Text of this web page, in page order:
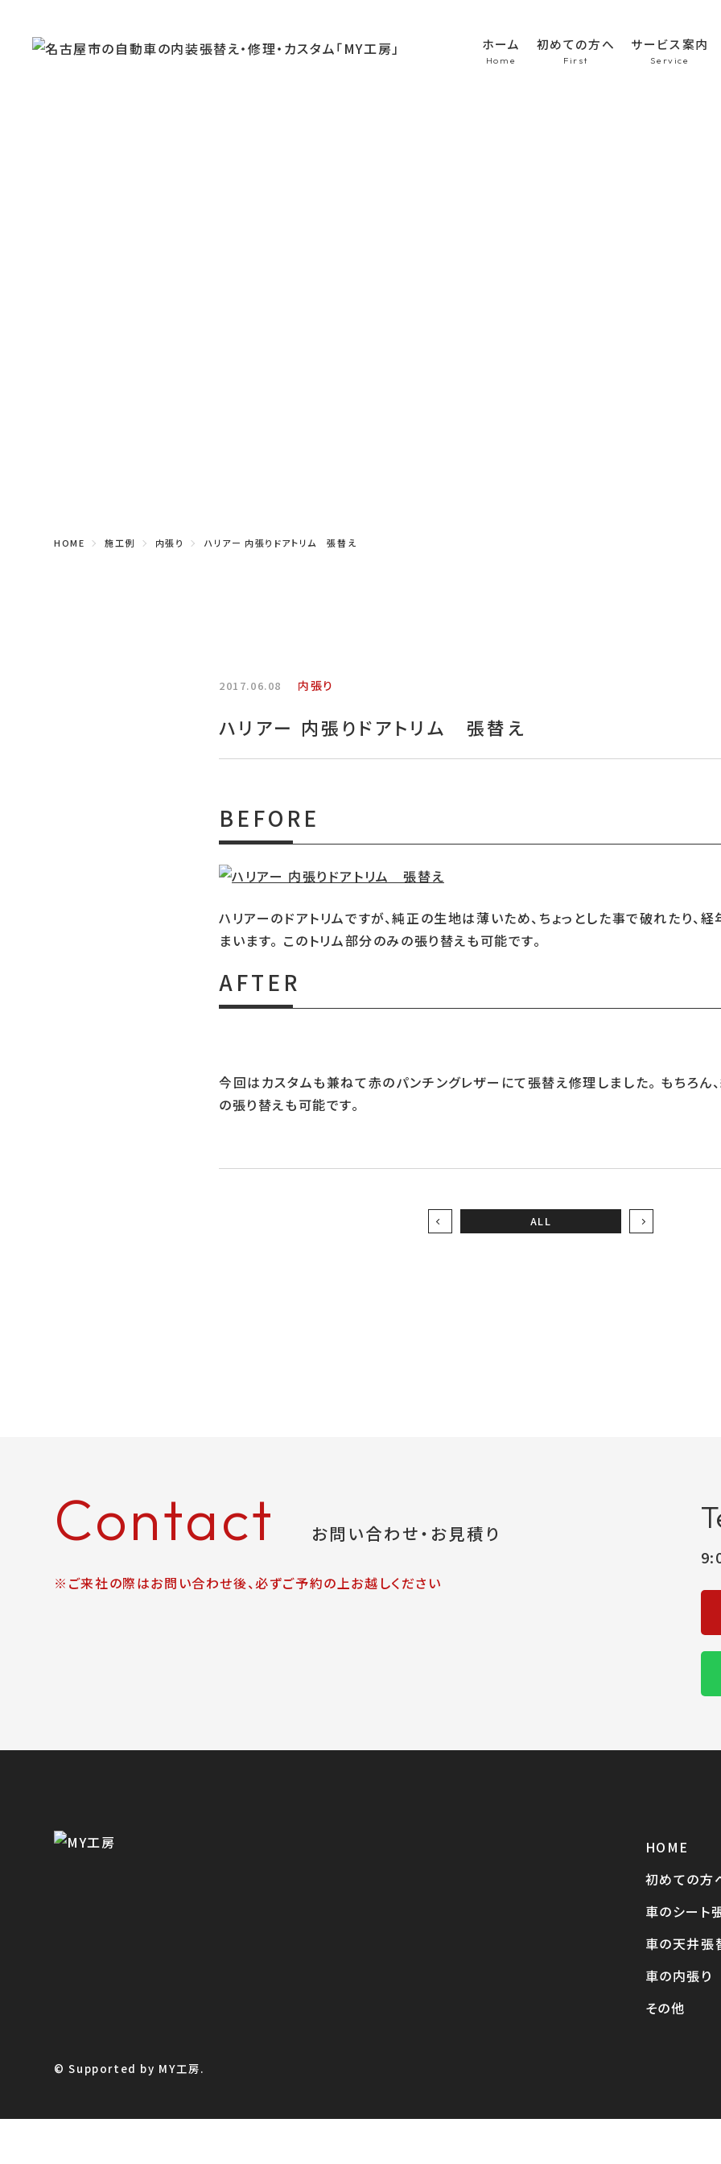
ホーム 初めての方へ サービス案内
HOME
HOME 施工例 内張り ハリアー 内張りドアトリム 張替え
2017.06.08 内張り
ハリアー 内張りドアトリム 張替え
BEFORE
ハリアーのドアトリムですが、純正の生地は薄いため、ちょっとした事で破れたり、
まいます。 このトリム部分のみの張り替えも可能です。
AFTER
今回はカスタムも兼ねて赤のパンチングレザーにて張替え修理しました。 もちろん
の張り替えも可能です。
ALL
Contact お問い合わせ・お見積り
※ご来社の際はお問い合わせ後、必ずご予約の上お越しください
HOME
初めての方
車のシート
車の天井張
車の内張り
その他
© Supported by MY工房.